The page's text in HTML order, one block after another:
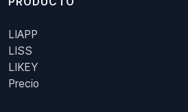
LIAPP
LISS
LIKEY
Precio